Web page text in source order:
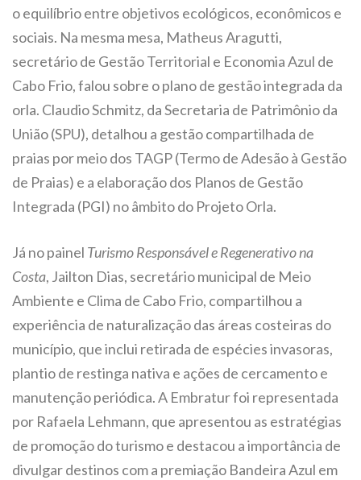
o equilíbrio entre objetivos ecológicos, econômicos e
sociais. Na mesma mesa, Matheus Aragutti,
secretário de Gestão Territorial e Economia Azul de
Cabo Frio, falou sobre o plano de gestão integrada da
orla. Claudio Schmitz, da Secretaria de Patrimônio da
União (SPU), detalhou a gestão compartilhada de
praias por meio dos TAGP (Termo de Adesão à Gestão
de Praias) e a elaboração dos Planos de Gestão
Integrada (PGI) no âmbito do Projeto Orla.
Já no painel Turismo Responsável e Regenerativo na
Costa, Jailton Dias, secretário municipal de Meio
Ambiente e Clima de Cabo Frio, compartilhou a
experiência de naturalização das áreas costeiras do
município, que inclui retirada de espécies invasoras,
plantio de restinga nativa e ações de cercamento e
manutenção periódica. A Embratur foi representada
por Rafaela Lehmann, que apresentou as estratégias
de promoção do turismo e destacou a importância de
divulgar destinos com a premiação Bandeira Azul em